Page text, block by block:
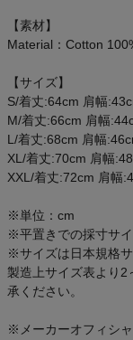
クーポン一覧
商品レビュー
プロテイン・サプリ
アウトレットセール
スタッフコーディネー
スタッフブログ
【素材】
Material：Cotton
【サイズ】
S/着丈:64cm 肩幅
M/着丈:66cm 肩幅
L/着丈:68cm 肩幅
XL/着丈:70cm 肩幅
XXL/着丈:72cm 肩幅
※単位：cm
※平置きでの採寸サイ
※サイズは日本規格サ
製造上サイズ表より2
承ください。
※メーカーオフィシャ